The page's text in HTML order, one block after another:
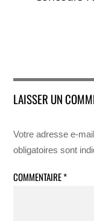
LAISSER UN
Votre adresse e-
obligatoires sont
COMMENTAIRE*